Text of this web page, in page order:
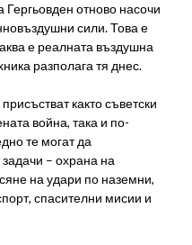
отново насочи
сили. Това е
е реалната въздушна
разполага тя днес.
както съветски
война, така и по-
те могат да
– охрана на
на удари по наземни,
спасителни мисии и